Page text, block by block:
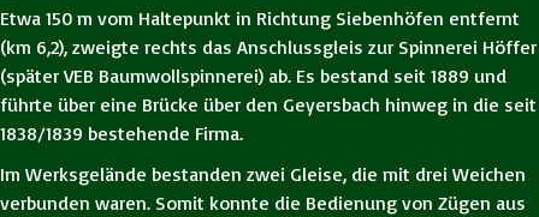
Etwa 150 m vom Haltepunkt in Richtung Siebenhöfen entfernt
(km 6,2), zweigte rechts das Anschlussgleis zur Spinnerei Höffer
(später VEB Baumwollspinnerei) ab. Es bestand seit 1889 und
führte über eine Brücke über den Geyersbach hinweg in die seit
1838/1839 bestehende Firma.
Im Werksgelände bestanden zwei Gleise, die mit drei Weichen
verbunden waren. Somit konnte die Bedienung von Zügen aus